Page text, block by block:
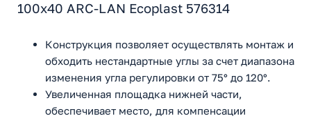
100х40 ARC-LAN Ecoplast 576314
Конструкция позволяет осуществлять монтаж и
обходить нестандартные углы за счет диапазона
изменения угла регулировки от 75° до 120°.
Увеличенная площадка нижней части,
обеспечивает место, для компенсации